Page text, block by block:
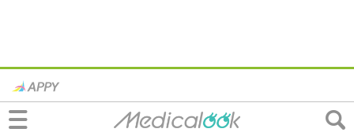
リウマチ科、整形外科の記事一覧
指の痛み「病院は何科？」腫れ・押すと痛いのは病